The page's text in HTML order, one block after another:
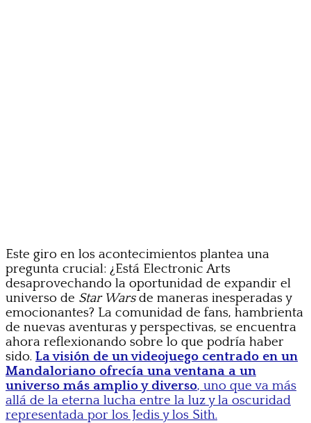
Este giro en los acontecimientos plantea una
pregunta crucial: ¿Está Electronic Arts
desaprovechando la oportunidad de expandir el
universo de Star Warsde maneras inesperadas y
emocionantes? La comunidad de fans, hambrienta
de nuevas aventuras y perspectivas, se encuentra
ahora reflexionando sobre lo que podría haber
sido. La visión de un videojuego centrado en un
Mandaloriano ofrecía una ventana a un
universo más amplio y diverso, uno que va más
allá de la eterna lucha entre la luz y la oscuridad
representada por los Jedis y los Sith.